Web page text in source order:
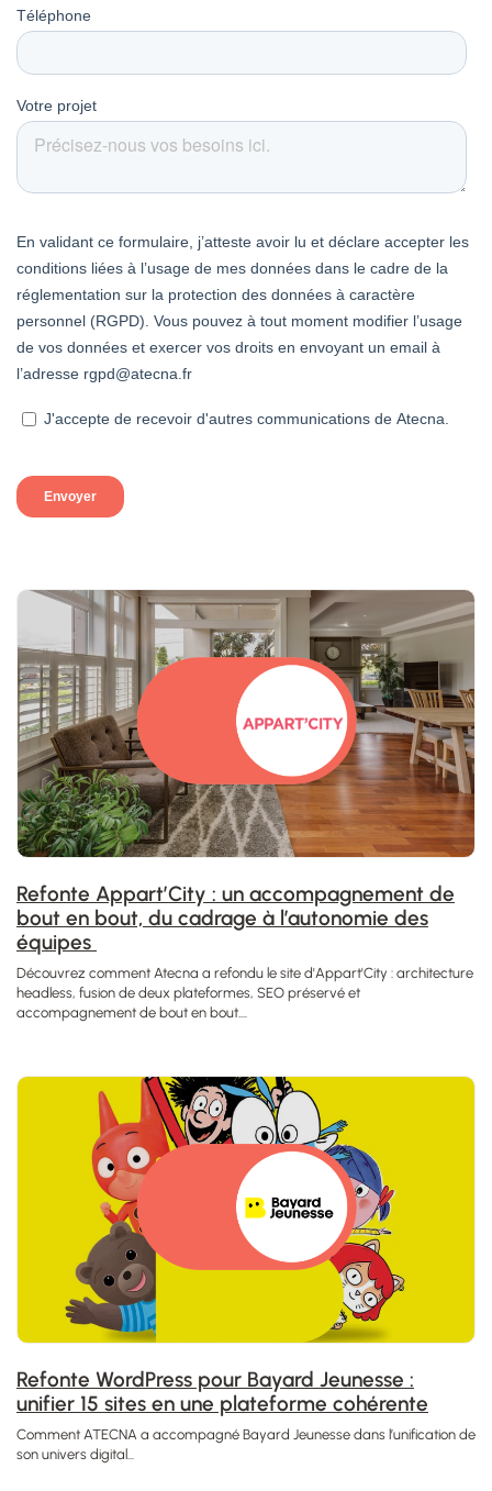
Refonte Appart’City : un accompagnement de
bout en bout, du cadrage à l’autonomie des
équipes
Découvrez comment Atecna a refondu le site d'Appart'City : architecture
headless, fusion de deux plateformes, SEO préservé et
accompagnement de bout en bout....
Refonte WordPress pour Bayard Jeunesse :
unifier 15 sites en une plateforme cohérente
Comment ATECNA a accompagné Bayard Jeunesse dans l’unification de
son univers digital...